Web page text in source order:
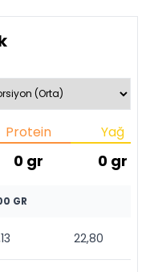
Protein
0 gr
Yağ
0 gr
GR
22,80